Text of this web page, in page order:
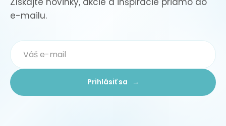
e-mailu.
Prihlásiť sa →